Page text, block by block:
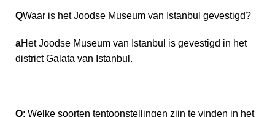
QWaar is het Joodse Museum van Istanbul gevestigd?
aHet Joodse Museum van Istanbul is gevestigd in het
district Galata van Istanbul.
Q: Welke soorten tentoonstellingen zijn te vinden in het